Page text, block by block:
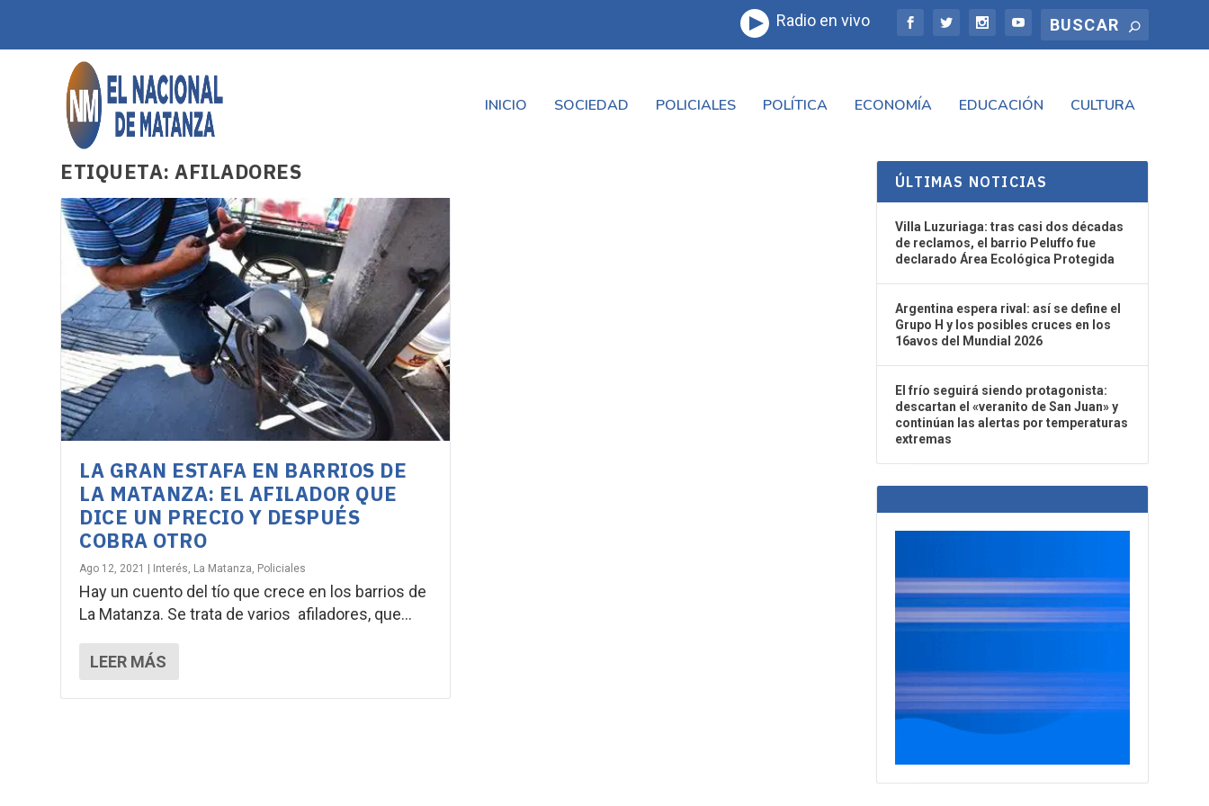
Radio en vivo
INICIO SOCIEDAD POLICIALES POLÍTICA ECONOMÍA EDUCACIÓN CULTURA
ETIQUETA:AFILADORES
LA GRAN ESTAFA EN BARRIOS DE
LA MATANZA: EL AFILADOR QUE
DICE UN PRECIO Y DESPUÉS
COBRA OTRO
Ago 12, 2021 | Interés La Matanza Policiales
Hay un cuento del tío que crece en los barrios de
La Matanza. Se trata de varios afiladores, que...
LEER MÁS
ÚLTIMAS NOTICIAS
Villa Luzuriaga: tras casi dos décadas
de reclamos, el barrio Peluffo fue
declarado Área Ecológica Protegida
Argentina espera rival: así se define el
Grupo H y los posibles cruces en los
16avos del Mundial 2026
El frío seguirá siendo protagonista:
descartan el «veranito de San Juan» y
continúan las alertas por temperaturas
extremas